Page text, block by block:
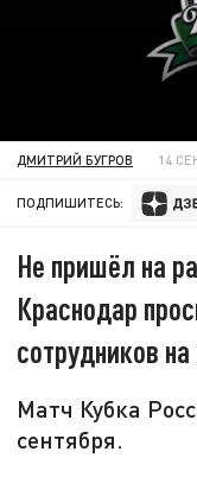
ДМИТРИЙ БУГРОВ 14
ПОДПИШИТЕСЬ:
Не пришёл на
Краснодар
сотрудников
Матч Кубка
сентября.